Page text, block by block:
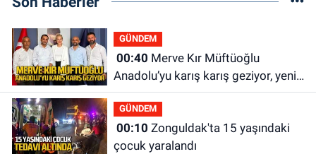
GÜNDEM
00:40
Anadolu’yu karış karış geziyor, yeni
yapılanmaları şekillendiriyor
GÜNDEM
00:10
çocuk yaralandı